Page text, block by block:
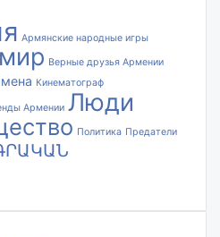
Армянские народные игры
Верные друзья Армении
Кинематограф
Армении Люди
Политика Предатели